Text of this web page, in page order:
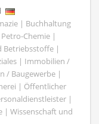
| Buchhaltung
Chemie |
Betriebsstoffe |
| Immobilien /
/ Baugewerbe |
| Öffentlicher
|
| Wissenschaft und